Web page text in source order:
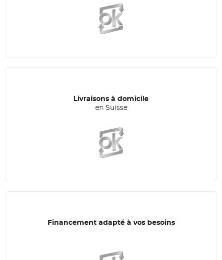
Livraisons à domicile
en Suisse
Financement adapté à vos besoins